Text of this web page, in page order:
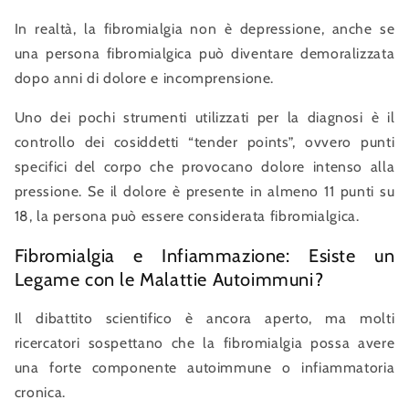
In realtà, la fibromialgia non è depressione, anche se
una persona fibromialgica può diventare demoralizzata
dopo anni di dolore e incomprensione.
Uno dei pochi strumenti utilizzati per la diagnosi è il
controllo dei cosiddetti “tender points”, ovvero punti
specifici del corpo che provocano dolore intenso alla
pressione. Se il dolore è presente in almeno 11 punti su
18, la persona può essere considerata fibromialgica.
Fibromialgia e Infiammazione: Esiste un
Legame con le Malattie Autoimmuni?
Il dibattito scientifico è ancora aperto, ma molti
ricercatori sospettano che la fibromialgia possa avere
una forte componente autoimmune o infiammatoria
cronica.